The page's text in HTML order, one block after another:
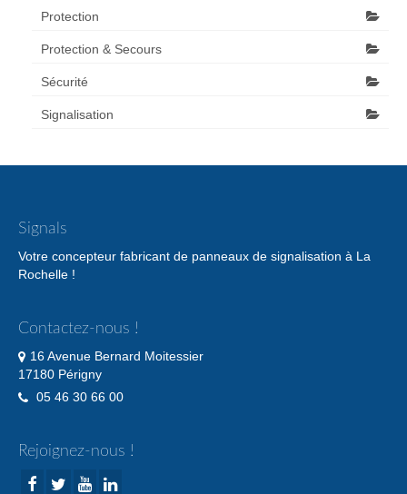
Protection
Protection & Secours
Sécurité
Signalisation
Signals
Votre concepteur fabricant de panneaux de signalisation à La
Rochelle !
Contactez-nous !
16 Avenue Bernard Moitessier
17180 Périgny
05 46 30 66 00
Rejoignez-nous !